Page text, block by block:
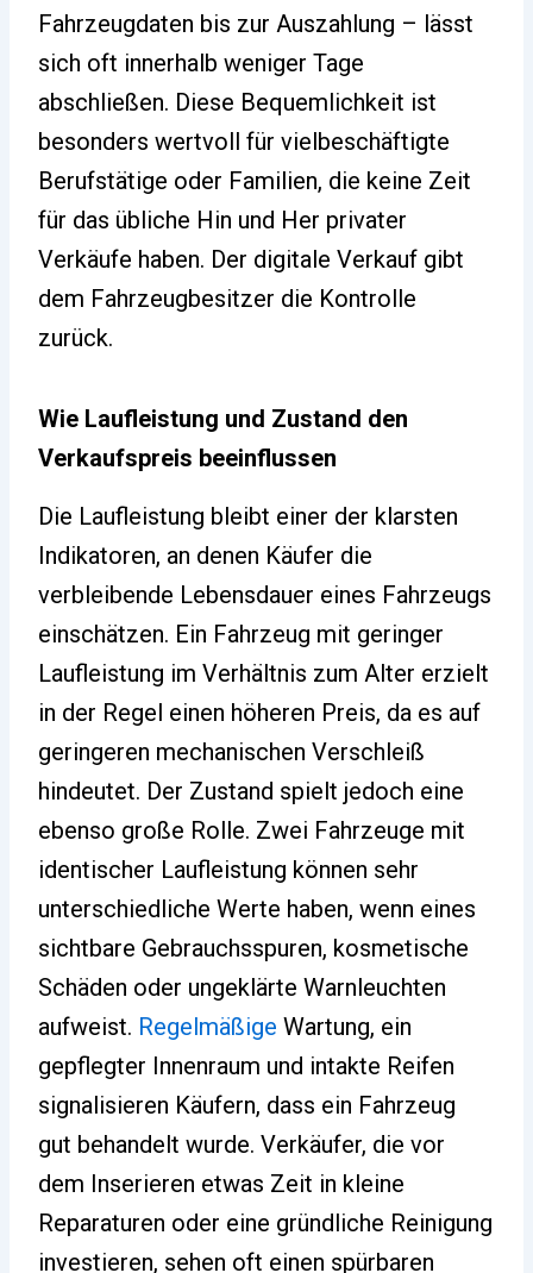
Fahrzeugdaten bis zur Auszahlung – lässt
sich oft innerhalb weniger Tage
abschließen. Diese Bequemlichkeit ist
besonders wertvoll für vielbeschäftigte
Berufstätige oder Familien, die keine Zeit
für das übliche Hin und Her privater
Verkäufe haben. Der digitale Verkauf gibt
dem Fahrzeugbesitzer die Kontrolle
zurück.
Wie Laufleistung und Zustand den
Verkaufspreis beeinflussen
Die Laufleistung bleibt einer der klarsten
Indikatoren, an denen Käufer die
verbleibende Lebensdauer eines Fahrzeugs
einschätzen. Ein Fahrzeug mit geringer
Laufleistung im Verhältnis zum Alter erzielt
in der Regel einen höheren Preis, da es auf
geringeren mechanischen Verschleiß
hindeutet. Der Zustand spielt jedoch eine
ebenso große Rolle. Zwei Fahrzeuge mit
identischer Laufleistung können sehr
unterschiedliche Werte haben, wenn eines
sichtbare Gebrauchsspuren, kosmetische
Schäden oder ungeklärte Warnleuchten
aufweist. Regelmäßige Wartung, ein
gepflegter Innenraum und intakte Reifen
signalisieren Käufern, dass ein Fahrzeug
gut behandelt wurde. Verkäufer, die vor
dem Inserieren etwas Zeit in kleine
Reparaturen oder eine gründliche Reinigung
investieren, sehen oft einen spürbaren